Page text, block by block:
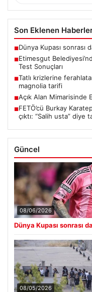
Son Eklenen
■Dünya Kupası sonrası
■Etimesgut
Test Sonuçları
■Tatlı krizlerine
magnolia tarifi
■Açık Alan Mimarisinde
■FETÖ’cü Burkay
çıktı: “Salih usta” diye
Güncel
08/06/2026
Dünya Kupası sonrası
08/05/2026